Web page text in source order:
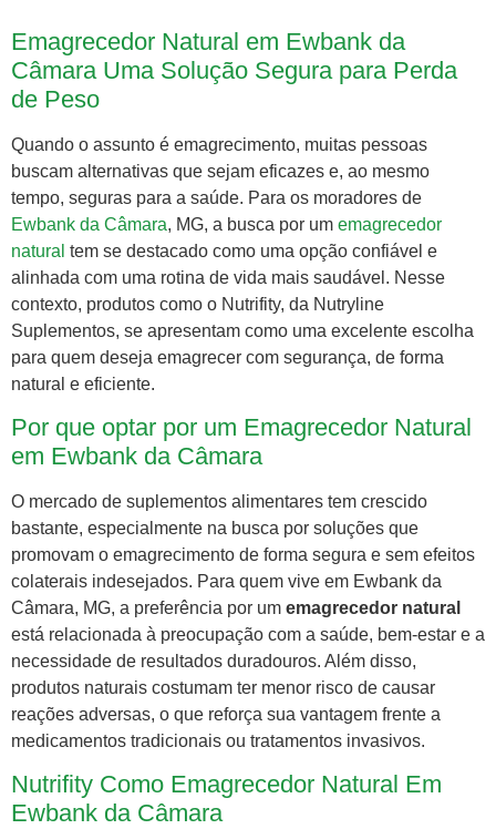
Emagrecedor Natural em Ewbank da
Câmara Uma Solução Segura para Perda
de Peso
Quando o assunto é emagrecimento, muitas pessoas
buscam alternativas que sejam eficazes e, ao mesmo
tempo, seguras para a saúde. Para os moradores de
Ewbank da Câmara, MG, a busca por um emagrecedor
natural tem se destacado como uma opção confiável e
alinhada com uma rotina de vida mais saudável. Nesse
contexto, produtos como o Nutrifity, da Nutryline
Suplementos, se apresentam como uma excelente escolha
para quem deseja emagrecer com segurança, de forma
natural e eficiente.
Por que optar por um Emagrecedor Natural
em Ewbank da Câmara
O mercado de suplementos alimentares tem crescido
bastante, especialmente na busca por soluções que
promovam o emagrecimento de forma segura e sem efeitos
colaterais indesejados. Para quem vive em Ewbank da
Câmara, MG, a preferência por um emagrecedor natural
está relacionada à preocupação com a saúde, bem-estar e a
necessidade de resultados duradouros. Além disso,
produtos naturais costumam ter menor risco de causar
reações adversas, o que reforça sua vantagem frente a
medicamentos tradicionais ou tratamentos invasivos.
Nutrifity Como Emagrecedor Natural Em
Ewbank da Câmara